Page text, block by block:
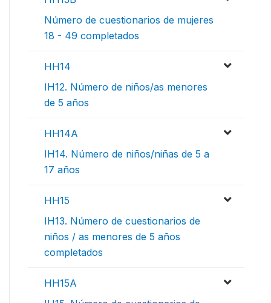
Número de cuestionarios de mujeres
18 - 49 completados
HH14
IH12. Número de niños/as menores
de 5 años
HH14A
IH14. Número de niños/niñas de 5 a
17 años
HH15
IH13. Número de cuestionarios de
niños / as menores de 5 años
completados
HH15A